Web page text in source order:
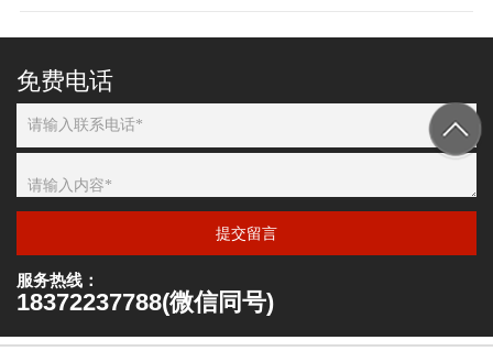
免费电话
提交留言
服务热线：
18372237788(微信同号)